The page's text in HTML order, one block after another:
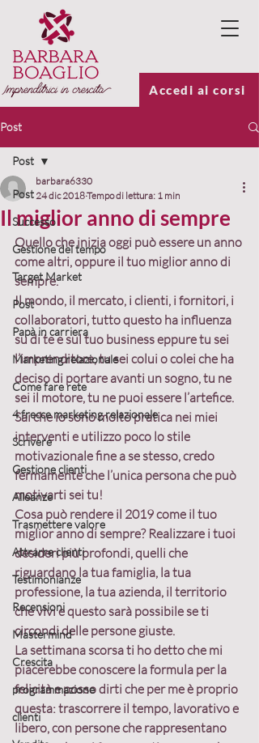
Accedi ai corsi
Post
Post
Successo
Gestione del tempo
Target Market
Post
Papà in carriera
Marketing relazionale
Come fare rete
4 frecce marketing relazionale
Scrivere
Gestione clienti
Alleanze
Trasmettere valore
Attrarre clienti
Testimonianze
Recensioni
Mastermind
Crescita
programmazione
clienti
Post
Il miglior anno di sempre
barbara6330
24 dic 2018Tempo di lettura: 1 min
Quello che inizia oggi può essere un anno
come altri, oppure il tuo miglior anno di
sempre.
Il mondo, il mercato, i clienti, i fornitori, i
collaboratori, tutto questo ha influenza
su di te e sul tuo business eppure tu sei
l’imprenditore, tu sei colui o colei che ha
deciso di portare avanti un sogno, tu ne
sei il motore, tu ne puoi essere l’artefice.
Sai che io sono molto pratica nei miei
interventi e utilizzo poco lo stile
motivazionale fine a se stesso, credo
fermamente che l’unica persona che può
motivarti sei tu!
Cosa può rendere il 2019 come il tuo
miglior anno di sempre? Realizzare i tuoi
desideri più profondi, quelli che
riguardano la tua famiglia, la tua
professione, la tua azienda, il territorio
che vivi e questo sarà possibile se ti
circondi delle persone giuste.
La settimana scorsa ti ho detto che mi
piacerebbe conoscere la formula per la
felicità e posso dirti che per me è proprio
questa: trascorrere il tempo, lavorativo e
libero, con persone che rappresentano